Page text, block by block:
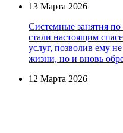
13 Марта 2026
Системные занятия
стали настоящим
услуг, позволив ему
жизни, но и вновь
12 Марта 2026